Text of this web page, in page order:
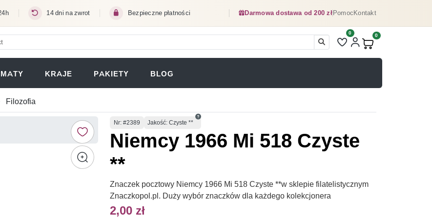
14 dni na zwrot Bezpieczne płatności Darmowa dostawa od 200 złPomocKontakt
Liczba pozycji na liście
0
Produkty w koszyku:
0
SIĘ W NOWEJ KARCIE)
KRAJE PAKIETY BLOG
Filozofia
Numer
Nr: #2389 Jakość: Czyste **
Niemcy 1966 Mi 518 Czyste
**
Znaczek pocztowy Niemcy 1966 Mi 518 Czyste **w sklepie filatelistycznym
Znaczkopol.pl. Duży wybór znaczków dla każdego kolekcjonera
2,00 zł